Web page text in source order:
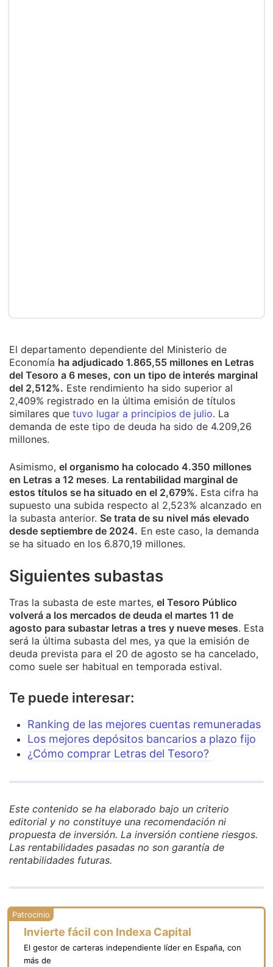
El departamento dependiente del Ministerio de
Economía ha adjudicado 1.865,55 millones en Letras
del Tesoro a 6 meses, con un tipo de interés marginal
del 2,512%. Este rendimiento ha sido superior al
2,409% registrado en la última emisión de títulos
similares que tuvo lugar a principios de julio. La
demanda de este tipo de deuda ha sido de 4.209,26
millones.
Asimismo, el organismo ha colocado 4.350 millones
en Letras a 12 meses. La rentabilidad marginal de
estos títulos se ha situado en el 2,679%. Esta cifra ha
supuesto una subida respecto al 2,523% alcanzado en
la subasta anterior. Se trata de su nivel más elevado
desde septiembre de 2024. En este caso, la demanda
se ha situado en los 6.870,19 millones.
Siguientes subastas
Tras la subasta de este martes, el Tesoro Público
volverá a los mercados de deuda el martes 11 de
agosto para subastar letras a tres y nueve meses. Esta
será la última subasta del mes, ya que la emisión de
deuda prevista para el 20 de agosto se ha cancelado,
como suele ser habitual en temporada estival.
Te puede interesar:
Ranking de las mejores cuentas remuneradas
Los mejores depósitos bancarios a plazo fijo
¿Cómo comprar Letras del Tesoro?
Este contenido se ha elaborado bajo un criterio
editorial y no constituye una recomendación ni
propuesta de inversión. La inversión contiene riesgos.
Las rentabilidades pasadas no son garantía de
rentabilidades futuras.
Invierte fácil con Indexa Capital
El gestor de carteras independiente líder en España, con
más de